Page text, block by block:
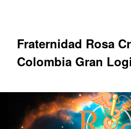
Fraternidad Rosa
Colombia Gran